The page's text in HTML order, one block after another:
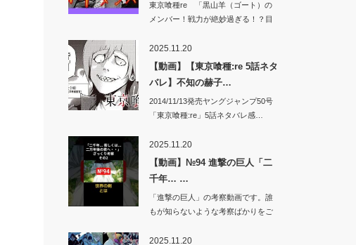
東京喰種re 「黒山羊（ゴート）の
メンバー！戦力が絶妙過ぎる！？目
2025.11.20
【動画】【東京喰種:re 5話ネタ
バレ】不知の赫子…
2014/11/13発売ヤングジャンプ50号
「東京喰種:re」5話ネタバレ感…
2025.11.20
【動画】№94 進撃の巨人「二
千年… …
「進撃の巨人」の考察動画です。誰
もが知らないような考察ばかりをご
2025.11.20